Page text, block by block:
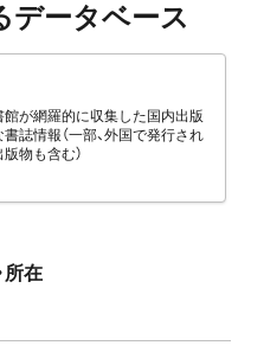
データベース
館が網羅的に収集した国内出版
誌情報（一部、外国で発行され
物も含む）
所在